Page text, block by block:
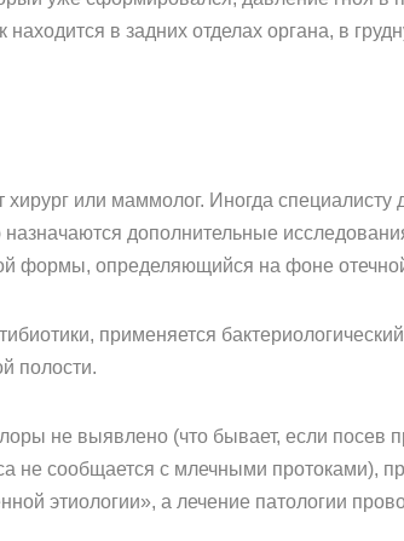
в задних отделах органа, в
или маммолог. Иногда специалисту
дополнительные
формы, определяющийся на фоне
применяется
полости.
не выявлено (что бывает, если посев
не сообщается с млечными протоками),
этиологии», а лечение патологии